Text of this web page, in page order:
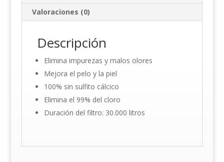
Valoraciones (0)
Descripción
Elimina impurezas y malos olores
Mejora el pelo y la piel
100% sin sulfito cálcico
Elimina el 99% del cloro
Duración del filtro: 30.000 litros